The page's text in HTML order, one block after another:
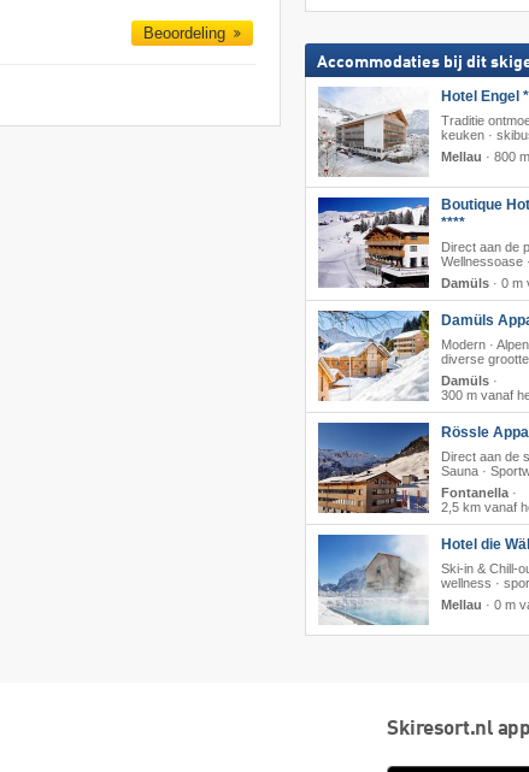
Beoordeling
Accommodaties bij dit
Hotel Engel
Traditie
keuken ·
Mellau · 800
Boutique
****
Direct aan de
Wellnessoase
Damüls· 0 m
Damüls
Modern ·
diverse
Damüls·
300 m vanaf
Rössle
Direct aan de
Sauna ·
Fontanella ·
2,5 km vanaf
Hotel die
Ski-in & Chill-
wellness ·
Mellau · 0 m
Skiresort.nl app